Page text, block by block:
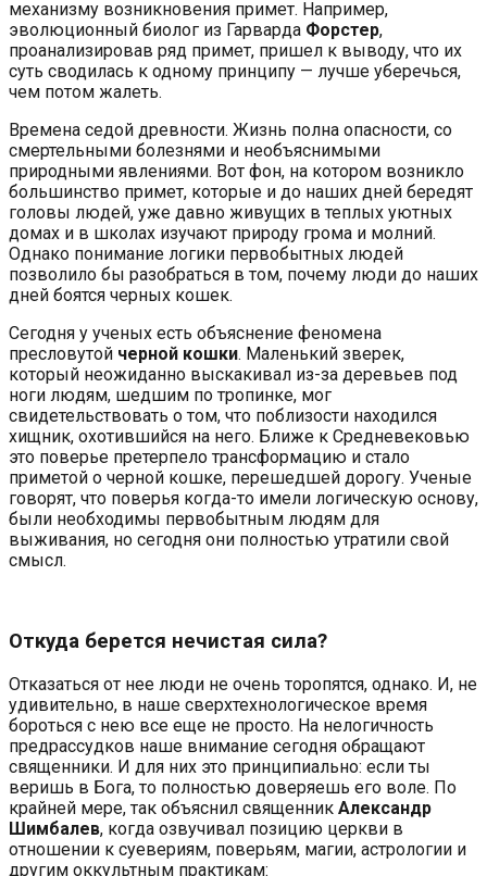
механизму возникновения примет. Например,
эволюционный биолог из Гарварда Форстер,
проанализировав ряд примет, пришел к выводу, что их
суть сводилась к одному принципу — лучше уберечься,
чем потом жалеть.
Времена седой древности. Жизнь полна опасности, со
смертельными болезнями и необъяснимыми
природными явлениями. Вот фон, на котором возникло
большинство примет, которые и до наших дней бередят
головы людей, уже давно живущих в теплых уютных
домах и в школах изучают природу грома и молний.
Однако понимание логики первобытных людей
позволило бы разобраться в том, почему люди до наших
дней боятся черных кошек.
Сегодня у ученых есть объяснение феномена
пресловутой черной кошки. Маленький зверек,
который неожиданно выскакивал из-за деревьев под
ноги людям, шедшим по тропинке, мог
свидетельствовать о том, что поблизости находился
хищник, охотившийся на него. Ближе к Средневековью
это поверье претерпело трансформацию и стало
приметой о черной кошке, перешедшей дорогу. Ученые
говорят, что поверья когда-то имели логическую основу,
были необходимы первобытным людям для
выживания, но сегодня они полностью утратили свой
смысл.
Откуда берется нечистая сила?
Отказаться от нее люди не очень торопятся, однако. И, не
удивительно, в наше сверхтехнологическое время
бороться с нею все еще не просто. На нелогичность
предрассудков наше внимание сегодня обращают
священники. И для них это принципиально: если ты
веришь в Бога, то полностью доверяешь его воле. По
крайней мере, так объяснил священник Александр
Шимбалев, когда озвучивал позицию церкви в
отношении к суевериям, поверьям, магии, астрологии и
другим оккультным практикам: